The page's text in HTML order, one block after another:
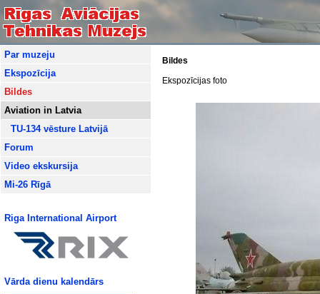
Par muzeju
Ekspozīcija
Bildes
Aviation in Latvia
TU-134 vēsture Latvijā
Forum
Video ekskursija
Mi-26 Rīgā
Riga International Airport
Vārda dienu kalendārs
Bildes
Ekspozīcijas foto